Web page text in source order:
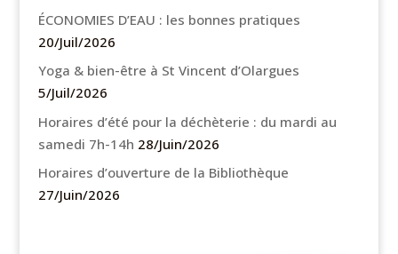
ÉCONOMIES D’EAU : les bonnes pratiques
20/Juil/2026
Yoga & bien-être à St Vincent d’Olargues
5/Juil/2026
Horaires d’été pour la déchèterie : du mardi au
samedi 7h-14h 28/Juin/2026
Horaires d’ouverture de la Bibliothèque
27/Juin/2026